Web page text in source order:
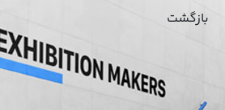
بازگشت